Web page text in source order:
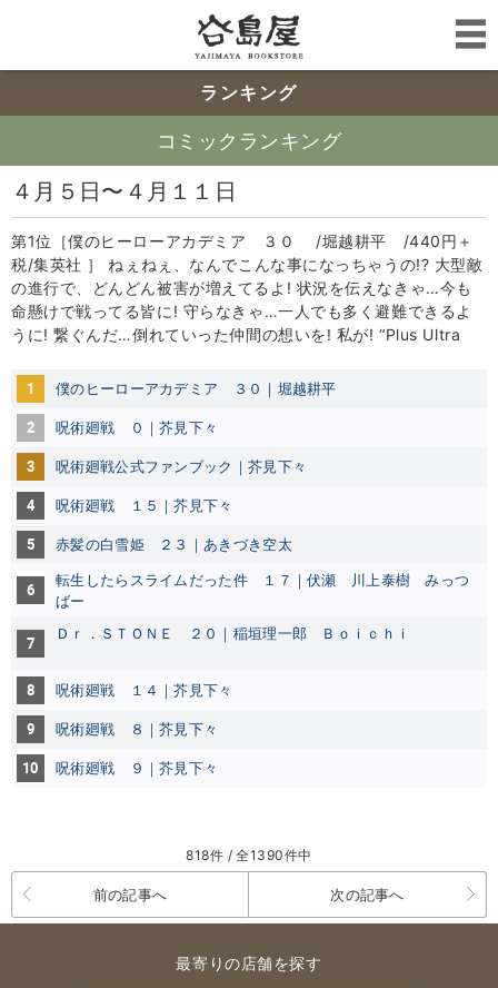
ランキング
コミックランキング
４月５日〜４月１１日
第1位［僕のヒーローアカデミア ３０ /堀越耕平 /440円＋
税/集英社 ］ ねぇねぇ、なんでこんな事になっちゃうの!? 大型敵
の進行で、どんどん被害が増えてるよ! 状況を伝えなきゃ…今も
命懸けで戦ってる皆に! 守らなきゃ…一人でも多く避難できるよ
うに! 繋ぐんだ…倒れていった仲間の想いを! 私が! “Plus Ultra
1 僕のヒーローアカデミア ３０｜堀越耕平
2 呪術廻戦 ０｜芥見下々
3 呪術廻戦公式ファンブック｜芥見下々
4 呪術廻戦 １５｜芥見下々
5 赤髪の白雪姫 ２３｜あきづき空太
6
転生したらスライムだった件 １７｜伏瀬 川上泰樹 みっつ
ばー
7 Ｄｒ．ＳＴＯＮＥ ２０｜稲垣理一郎 Ｂｏｉｃｈｉ
8 呪術廻戦 １４｜芥見下々
9 呪術廻戦 ８｜芥見下々
10 呪術廻戦 ９｜芥見下々
818件 / 全1390件中
前の記事へ 次の記事へ
最寄りの店舗を探す